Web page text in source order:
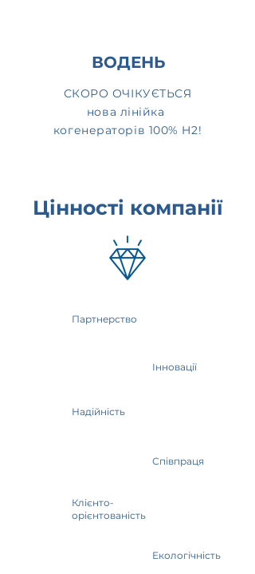
ВОДЕНЬ
СКОРО ОЧІКУЄТЬСЯ
нова лінійка
когенераторів 100% H2!
Цінності компанії
Партнерство
Інновації
Надійність
Співпраця
Клієнто-
орієнтованість
Екологічність